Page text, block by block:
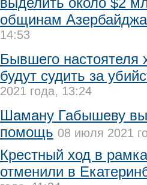
общинам
14:53
Бывшего настоятеля
будут судить за
2021 года, 13:24
Шаману Габышеву
помощь 08 июля 2021
Крестный ход в
отменили в